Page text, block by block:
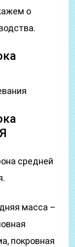
о
средней
масса –
покровная